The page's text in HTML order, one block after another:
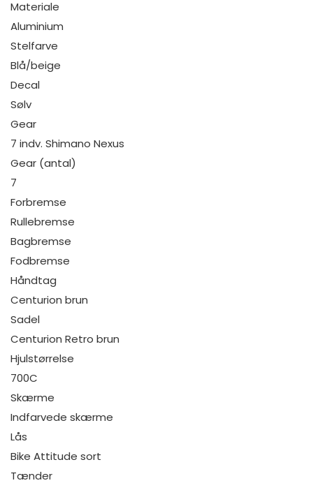
Materiale
Aluminium
Stelfarve
Blå/beige
Decal
Sølv
Gear
7 indv. Shimano Nexus
Gear (antal)
7
Forbremse
Rullebremse
Bagbremse
Fodbremse
Håndtag
Centurion brun
Sadel
Centurion Retro brun
Hjulstørrelse
700C
Skærme
Indfarvede skærme
Lås
Bike Attitude sort
Tænder